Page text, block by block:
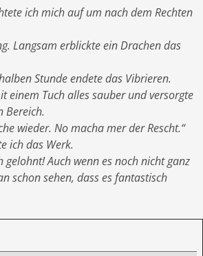
ich mich auf um nach dem Rechten
Langsam erblickte ein Drachen das
Stunde endete das Vibrieren.
einem Tuch alles sauber und versorgte
Bereich.
wieder. No macha mer der Rescht.“
ich das Werk.
gelohnt! Auch wenn es noch nicht ganz
schon sehen, dass es fantastisch